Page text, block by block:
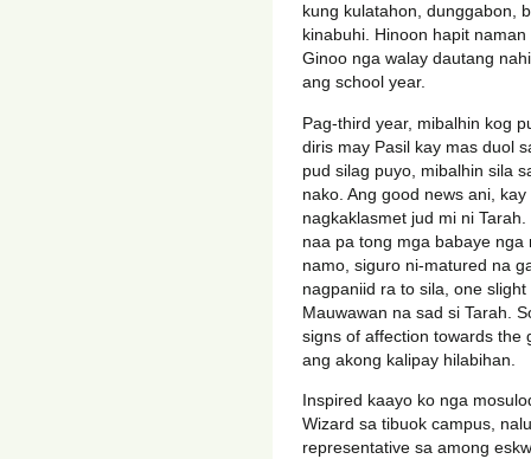
kung kulatahon, dunggabon,
kinabuhi. Hinoon hapit
Ginoo nga walay dautang
ang school year.
Pag-third year, mibalhin kog
diris may Pasil kay mas duol
pud silag puyo, mibalhin sila
nako. Ang good news ani,
nagkaklasmet jud mi ni
naa pa tong mga babaye
namo, siguro ni-matured na
nagpaniid ra to sila, one
Mauwawan na sad si Tarah.
signs of affection towards the
ang akong kalipay hilabihan.
Inspired kaayo ko nga
Wizard sa tibuok campus,
representative sa among